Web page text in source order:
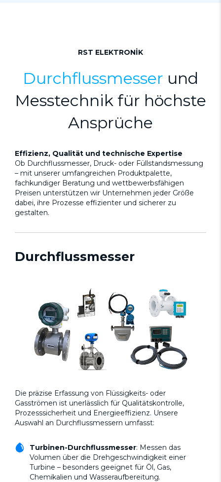
RST ELEKTRONİK
Durchflussmesser und
Messtechnik für höchste
Ansprüche
Effizienz, Qualität und technische Expertise
Ob Durchflussmesser, Druck- oder Füllstandsmessung
– mit unserer umfangreichen Produktpalette,
fachkundiger Beratung und wettbewerbsfähigen
Preisen unterstützen wir Unternehmen jeder Größe
dabei, ihre Prozesse effizienter und sicherer zu
gestalten.
Durchflussmesser
Die präzise Erfassung von Flüssigkeits- oder
Gasströmen ist unerlässlich für Qualitätskontrolle,
Prozesssicherheit und Energieeffizienz. Unsere
Auswahl an Durchflussmessern umfasst:
Turbinen-Durchflussmesser: Messen das
Volumen über die Drehgeschwindigkeit einer
Turbine – besonders geeignet für Öl, Gas,
Chemikalien und Wasseraufbereitung.